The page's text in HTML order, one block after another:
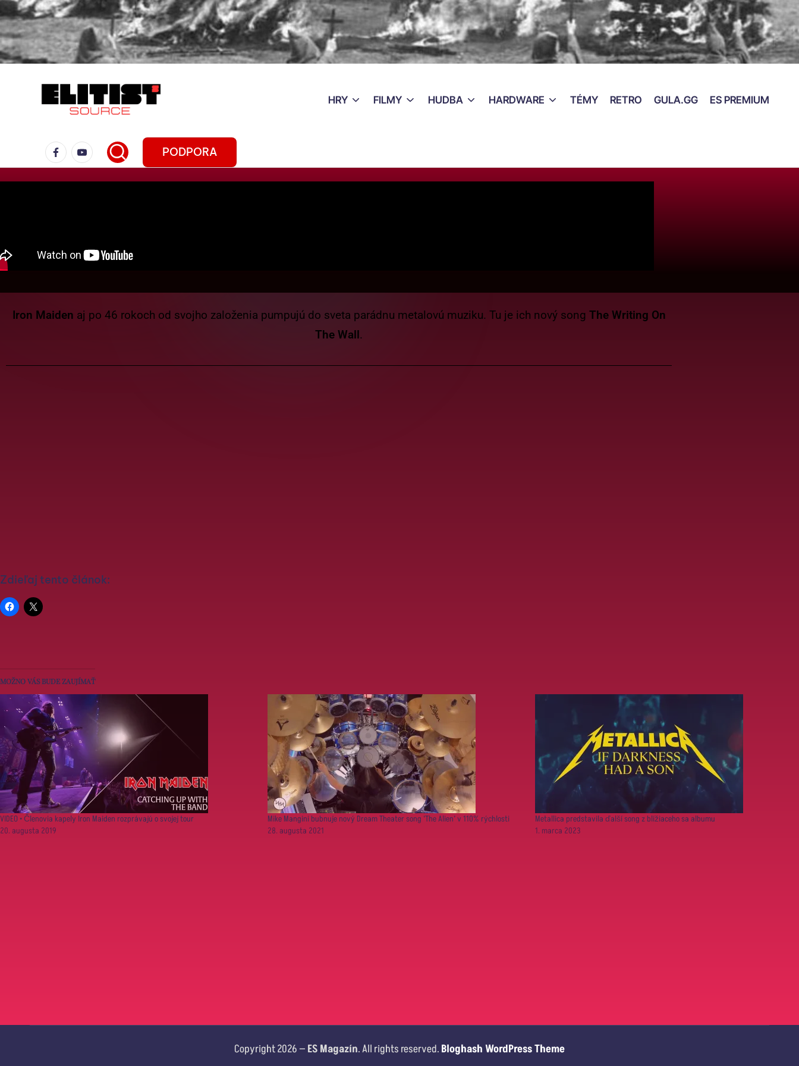
HRY FILMY HUDBA HARDWARE TÉMY RETRO GULA.GG ES PREMIUM
PODPORA
Iron Maiden aj po 46 rokoch od svojho založenia pumpujú do sveta parádnu metalovú muziku. Tu je ich nový song The Writing On
The Wall.
Zdieľaj tento článok:
MOŽNO VÁS BUDE ZAUJÍMAŤ
VIDEO • Členovia kapely Iron Maiden rozprávajú o svojej tour
20. augusta 2019
Mike Mangini bubnuje nový Dream Theater song ‘The Alien’ v 110% rýchlosti
28. augusta 2021
Metallica predstavila ďalší song z blížiaceho sa albumu
1. marca 2023
Copyright 2026 — ES Magazín. All rights reserved. Bloghash WordPress Theme